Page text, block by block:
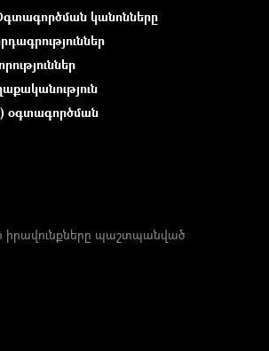
կանոնները
օգտագործման
իրավունքները պաշտպանված